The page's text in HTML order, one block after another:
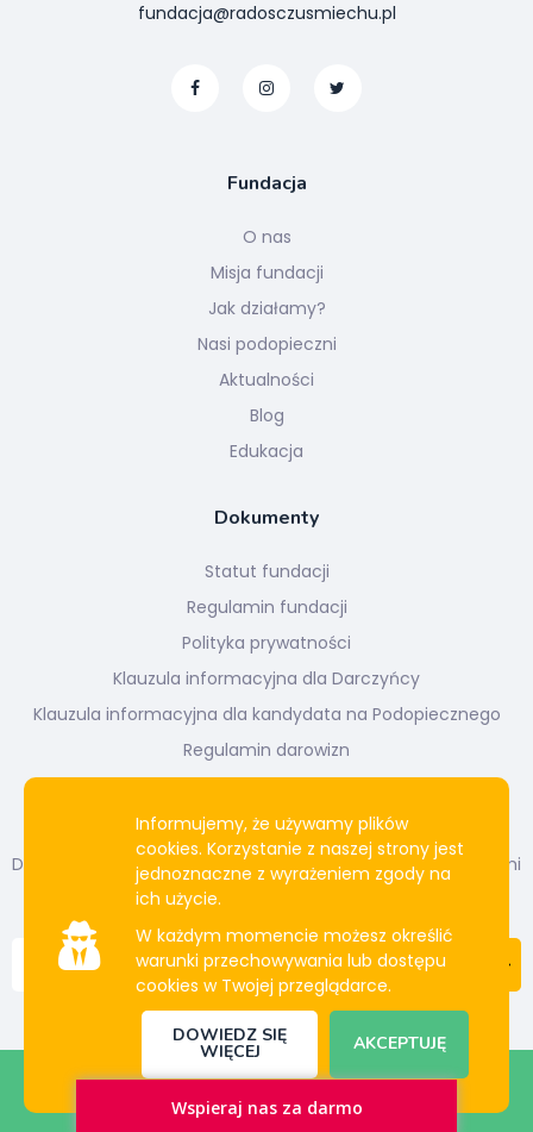
fundacja@radosczusmiechu.pl
Fundacja
O nas
Misja fundacji
Jak działamy?
Nasi podopieczni
Aktualności
Blog
Edukacja
Dokumenty
Statut fundacji
Regulamin fundacji
Polityka prywatności
Klauzula informacyjna dla Darczyńcy
Klauzula informacyjna dla kandydata na Podopiecznego
Regulamin darowizn
Newsletter
Dołącz do naszej listy mailingowej. Bądź na bieżąco z naszymi
działaniami i projektami.
Informujemy, że używamy plików
cookies. Korzystanie z naszej strony jest
jednoznaczne z wyrażeniem zgody na
ich użycie.
W każdym momencie możesz określić
warunki przechowywania lub dostępu
cookies w Twojej przeglądarce.
DOWIEDZ SIĘ
WIĘCEJ AKCEPTUJĘ
Wspieraj nas za darmo